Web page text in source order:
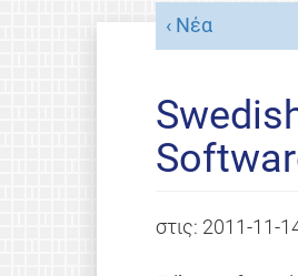
Νέα
στις: 2011-11-